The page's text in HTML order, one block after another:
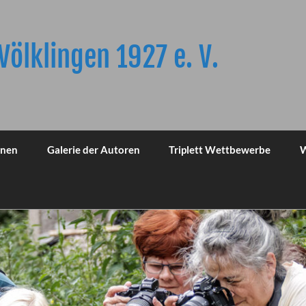
1927 e. V.
Galerie der Autoren Triplett Wettbewerbe